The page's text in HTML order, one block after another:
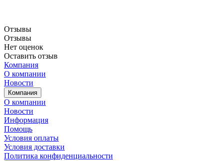
Отзывы
Отзывы
Нет оценок
Оставить отзыв
Компания
О компании
Новости
Компания
О компании
Новости
Информация
Помощь
Условия оплаты
Условия доставки
Политика конфиденциальности